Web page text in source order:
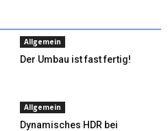
Allgemein
Der Umbau ist fast fertig!
Allgemein
Dynamisches HDR bei